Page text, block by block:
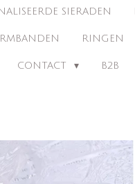
SIERADEN
RINGEN
CONTACT B2B